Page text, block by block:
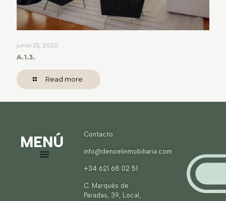
junio 25, 2020
A.1.3.
Read more
MENÚ Contacto:
info@denoelinmobiliaria.com
+34 621 68 02 51
C. Marqués de
Paradas, 39, Local,